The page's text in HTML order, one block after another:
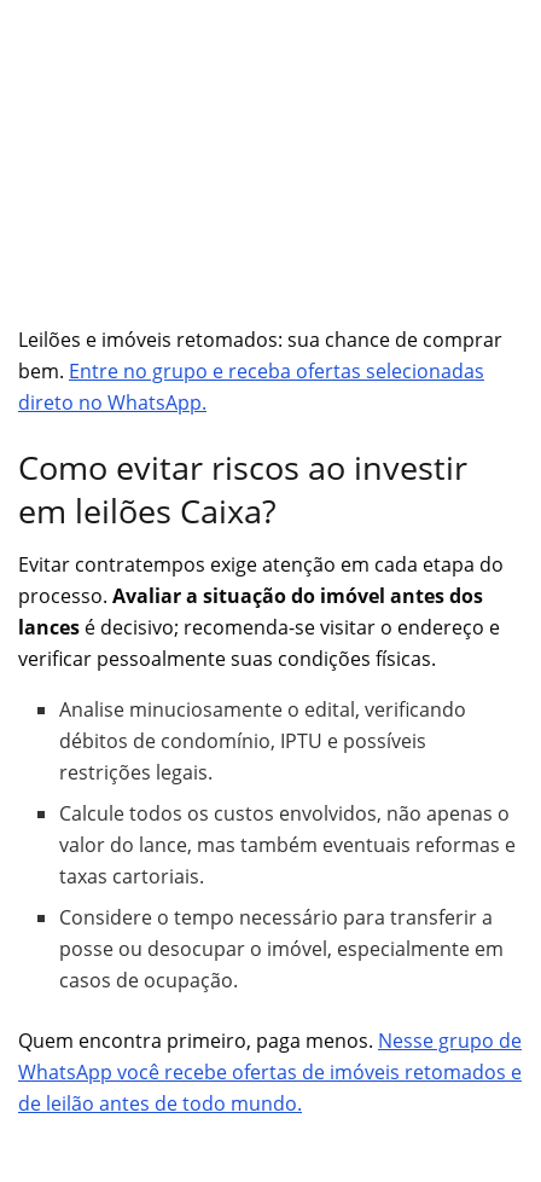
Leilões e imóveis retomados: sua chance de comprar
bem. Entre no grupo e receba ofertas selecionadas
direto no WhatsApp.
Como evitar riscos ao investir
em leilões Caixa?
Evitar contratempos exige atenção em cada etapa do
processo. Avaliar a situação do imóvel antes dos
lances é decisivo; recomenda-se visitar o endereço e
verificar pessoalmente suas condições físicas.
Analise minuciosamente o edital, verificando
débitos de condomínio, IPTU e possíveis
restrições legais.
Calcule todos os custos envolvidos, não apenas o
valor do lance, mas também eventuais reformas e
taxas cartoriais.
Considere o tempo necessário para transferir a
posse ou desocupar o imóvel, especialmente em
casos de ocupação.
Quem encontra primeiro, paga menos. Nesse grupo de
WhatsApp você recebe ofertas de imóveis retomados e
de leilão antes de todo mundo.